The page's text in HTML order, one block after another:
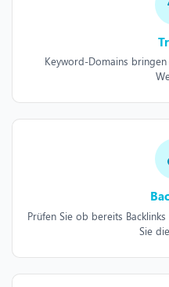
Keyword-Domains
Prüfen Sie ob bereits
Sie